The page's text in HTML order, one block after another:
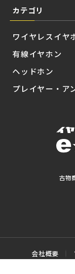
古物
カテゴリ
ワイヤレスイヤ
有線イヤホン
ヘッドホン
プレイヤー・ア
会社概要